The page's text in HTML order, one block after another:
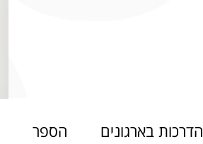
הדרכות בארגונים הספר